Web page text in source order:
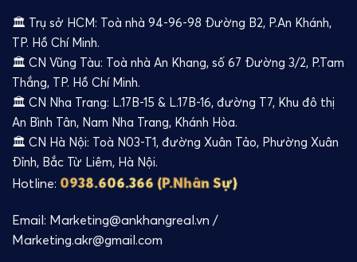
🏛️ Trụ sở HCM: Toà nhà 94-96-98 Đường B2, P.An Khánh,
TP. Hồ Chí Minh.
🏛️ CN Vũng Tàu: Toà nhà An Khang, số 67 Đường 3/2, P.Tam
Thắng, TP. Hồ Chí Minh.
🏛️ CN Nha Trang: L.17B-15 & L.17B-16, đường T7, Khu đô thị
An Bình Tân, Nam Nha Trang, Khánh Hòa.
🏛️ CN Hà Nội: Toà N03-T1, đường Xuân Tảo, Phường Xuân
Đỉnh, Bắc Từ Liêm, Hà Nội.
Hotline: 0938.606.366 (P.Nhân Sự)
Email: Marketing@ankhangreal.vn /
Marketing.akr@gmail.com